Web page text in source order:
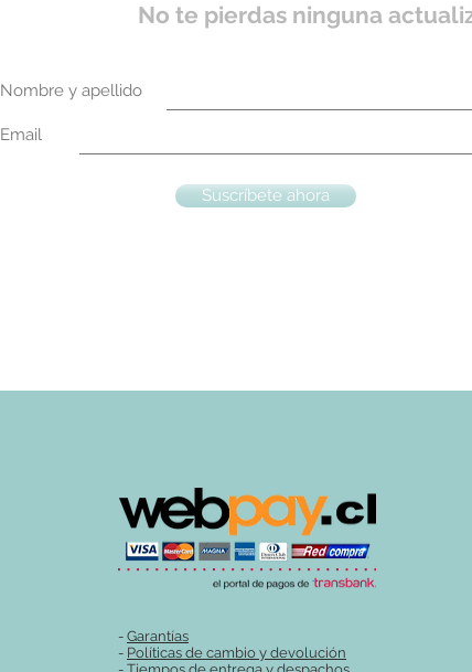
No te pierdas ninguna
Nombre y apellido
Email
Suscríbete ahora
- Garantías
- Políticas de cambio y devolución